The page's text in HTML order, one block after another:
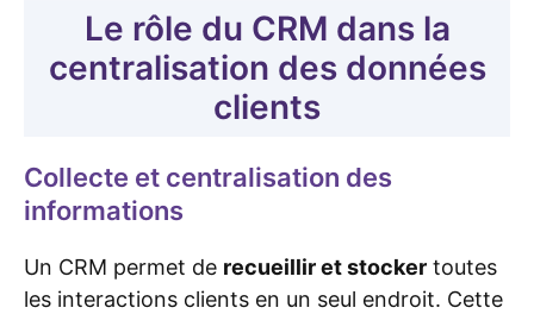
Le rôle du CRM dans la
centralisation des données
clients
Collecte et centralisation des
informations
Un CRM permet de recueillir et stocker toutes
les interactions clients en un seul endroit. Cette